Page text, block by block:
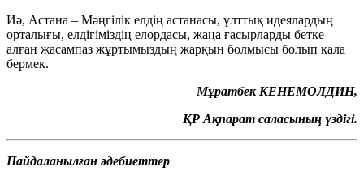
Иә, Астана – Мәңгілік елдің астанасы, ұлттық идеялардың
орталығы, елдігіміздің елордасы, жаңа ғасырларды бетке
алған жасампаз жұртымыздың жарқын болмысы болып қала
бермек.
Мұратбек КЕНЕМОЛДИН,
ҚР Ақпарат саласының үздігі.
Пайдаланылған әдебиеттер